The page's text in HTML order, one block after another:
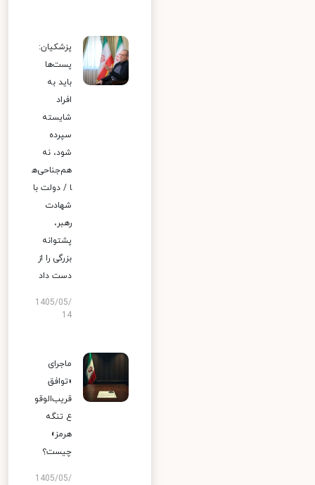
پزشکیان:
پست‌ها
باید به
افراد
شایسته
سپرده
شود، نه
هم‌جناحی‌ه
ا / دولت با
شهادت
رهبر،
پشتوانه
بزرگی را از
دست داد
1405/05/
14
ماجرای
«توافق
قریب‌الوقو
ع تنگه
هرمز»
چیست؟
1405/05/